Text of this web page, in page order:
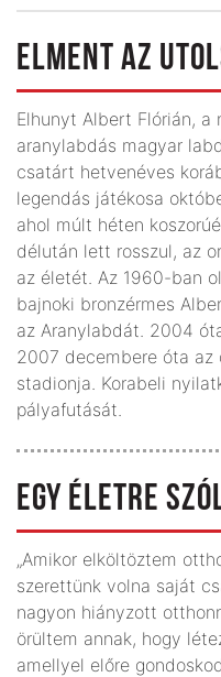
ELMENT AZ
Elhunyt Albert Flórián,
aranylabdás magyar
csatárt hetvenéves
legendás játékosa
ahol múlt héten
délután lett rosszul, az
az életét. Az 1960-ban
bajnoki bronzérmes
az Aranylabdát. 2004
2007 decembere óta
stadionja. Korabeli
pályafutását.
EGY ÉLETRE
„Amikor elköltöztem
szerettünk volna saját
nagyon hiányzott
örültem annak, hogy
amellyel előre